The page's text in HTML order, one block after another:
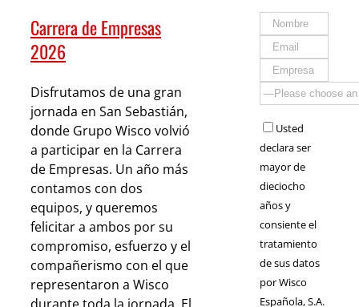
Carrera de Empresas
2026
Disfrutamos de una gran
jornada en San Sebastián,
donde Grupo Wisco volvió
a participar en la Carrera
de Empresas. Un año más
contamos con dos
equipos, y queremos
felicitar a ambos por su
compromiso, esfuerzo y el
compañerismo con el que
representaron a Wisco
Usted
declara ser
mayor de
dieciocho
años y
consiente el
tratamiento
de sus datos
por Wisco
Española, S.A.